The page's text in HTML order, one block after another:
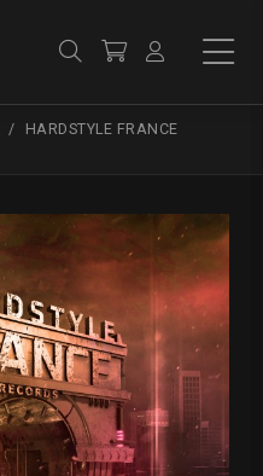
HARDSTYLE FRANCE